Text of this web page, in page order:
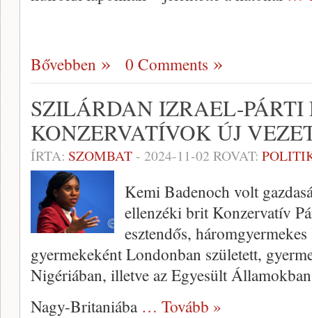
Bővebben 0 Comments
SZILÁRDAN IZRAEL-
KONZERVATÍVOK ÚJ
ÍRTA: SZOMBAT- 2024-11-02 ROVAT:
Kemi Badenoch volt
ellenzéki brit Konzervatív
esztendős,
gyermekeként Londonban született,
Nigériában, illetve az Egyesült
Nagy-Britaniába … Tovább »